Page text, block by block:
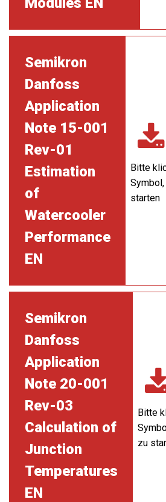
Semikron
Danfoss
Application
Note 15-001
Rev-01
Estimation
of
Watercooler
Performance
EN
Bitte
starten
Semikron
Danfoss
Application
Note 20-001
Rev-03
Calculation of
Junction
Temperatures
EN
Bitte
zu